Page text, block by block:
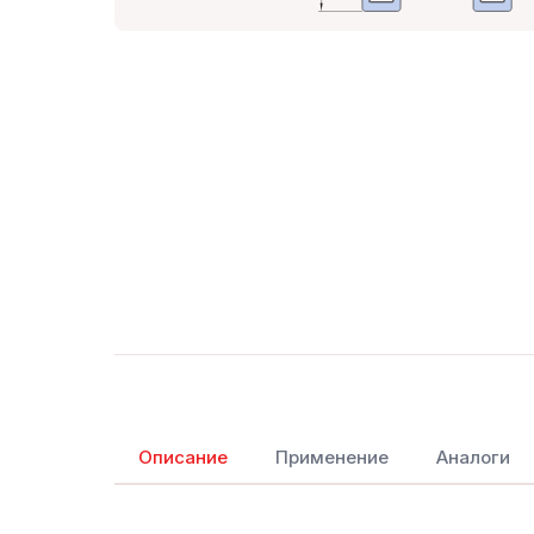
Описание Применение Аналоги